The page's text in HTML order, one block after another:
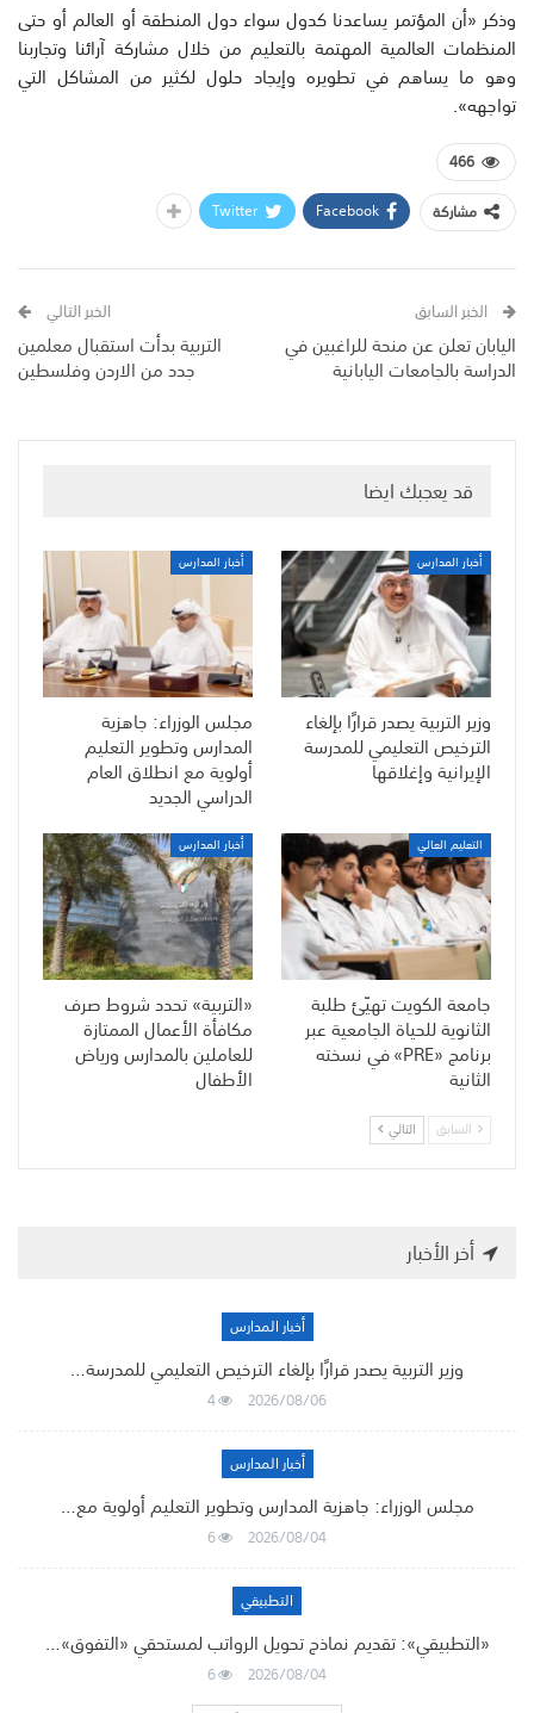
وذكر «أن المؤتمر يساعدنا كدول سواء دول المنطقة أو العالم أو حتى
المنظمات العالمية المهتمة بالتعليم من خلال مشاركة آرائنا وتجاربنا
وهو ما يساهم في تطويره وإيجاد حلول لكثير من المشاكل التي
تواجهه».
466
مشاركة
Facebook
Twitter
الخبر السابق
اليابان تعلن عن منحة للراغبين في
الدراسة بالجامعات اليابانية
الخبر التالي
التربية بدأت استقبال معلمين
جدد من الاردن وفلسطين
قد يعجبك ايضا
أخبار المدارس
وزير التربية يصدر قرارًا بإلغاء
الترخيص التعليمي للمدرسة
الإيرانية وإغلاقها
أخبار المدارس
مجلس الوزراء: جاهزية
المدارس وتطوير التعليم
أولوية مع انطلاق العام
الدراسي الجديد
التعليم العالي
جامعة الكويت تهيّئ طلبة
الثانوية للحياة الجامعية عبر
برنامج «PRE» في نسخته
الثانية
أخبار المدارس
«التربية» تحدد شروط صرف
مكافأة الأعمال الممتازة
للعاملين بالمدارس ورياض
الأطفال
السابق التالي
أخر الأخبار
أخبار المدارس
وزير التربية يصدر قرارًا بإلغاء الترخيص التعليمي للمدرسة…
2026/08/06
4
أخبار المدارس
مجلس الوزراء: جاهزية المدارس وتطوير التعليم أولوية مع…
2026/08/04
6
التطبيقي
«التطبيقي»: تقديم نماذج تحويل الرواتب لمستحقي «التفوق»…
2026/08/04
6